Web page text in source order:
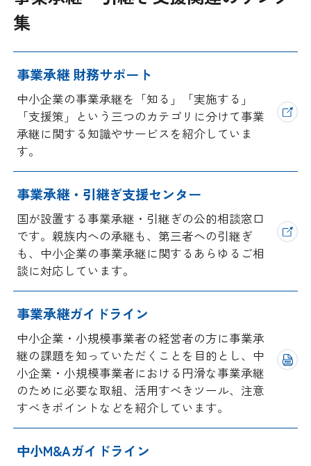
情報提供・広報
その他サービス
日商のあゆみ
委員会・専門委員会
日商創立100周年宣言
情報公開
採用情報
アクセス
所信
集
事業承継 財務サポート
中小企業の事業承継を「知る」「実施する」
「支援策」という三つのカテゴリに分けて事業
承継に関する知識やサービスを紹介していま
す。
事業承継・引継ぎ支援センター
国が設置する事業承継・引継ぎの公的相談窓口
です。親族内への承継も、第三者への引継ぎ
も、中小企業の事業承継に関するあらゆるご相
談に対応しています。
事業承継ガイドライン
中小企業・小規模事業者の経営者の方に事業承
継の課題を知っていただくことを目的とし、中
小企業・小規模事業者における円滑な事業承継
のために必要な取組、活用すべきツール、注意
すべきポイントなどを紹介しています。
中小M&Aガイドライン